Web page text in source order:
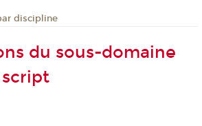
discipline
du sous-domaine
script